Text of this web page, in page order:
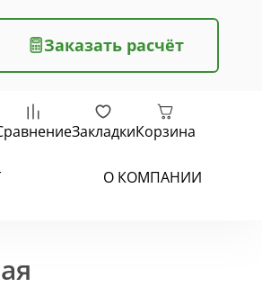
Заказать расчёт
ЗакладкиКорзина
О КОМПАНИИ